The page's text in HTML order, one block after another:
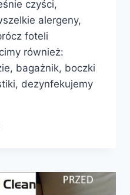
czyści,
alergeny,
foteli
również:
bagażnik, boczki
dezynfekujemy